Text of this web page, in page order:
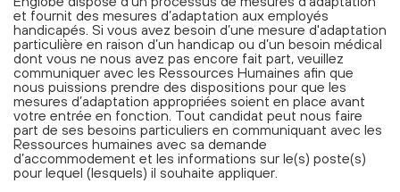
et fournit des mesures d’adaptation aux employés
handicapés. Si vous avez besoin d’une mesure d'adaptation
particulière en raison d’un handicap ou d’un besoin médical
dont vous ne nous avez pas encore fait part, veuillez
communiquer avec les Ressources Humaines afin que
nous puissions prendre des dispositions pour que les
mesures d’adaptation appropriées soient en place avant
votre entrée en fonction. Tout candidat peut nous faire
part de ses besoins particuliers en communiquant avec les
Ressources humaines avec sa demande
d’accommodement et les informations sur le(s) poste(s)
pour lequel (lesquels) il souhaite appliquer.